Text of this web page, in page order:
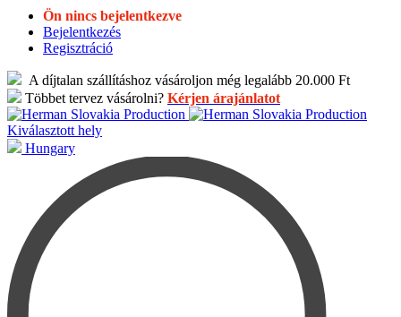
Ön nincs bejelentkezve
Bejelentkezés
Regisztráció
A díjtalan szállításhoz vásároljon még legalább 20.000 Ft
Többet tervez vásárolni? Kérjen árajánlatot
Kiválasztott hely
Hungary